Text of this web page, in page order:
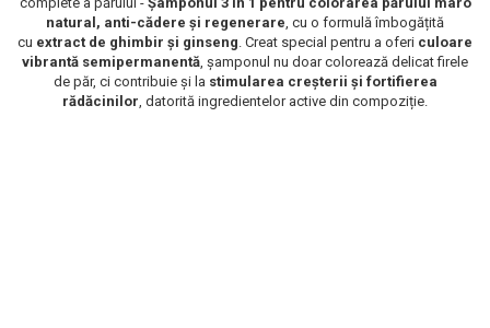
Scrub / Balsam de buze
Netestate pe Animale
natural, anti-cădere și regenerare , cu o formulă îmbogățită
cu extract de ghimbir și ginseng . Creat special pentru a oferi culoare
vibrantă semipermanentă , șamponul nu doar colorează delicat firele
de păr, ci contribuie și la stimularea creșterii și fortifierea
rădăcinilor , datorită ingredientelor active din compoziție.